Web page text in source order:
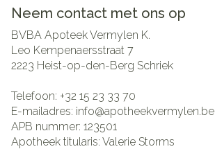
Neem contact met ons op
BVBA Apoteek Vermylen K.
Leo Kempenaersstraat 7
2223 Heist-op-den-Berg Schriek
Telefoon: +32 15 23 33 70
E-mailadres: info@apotheekvermylen.be
APB nummer: 123501
Apotheek titularis: Valerie Storms